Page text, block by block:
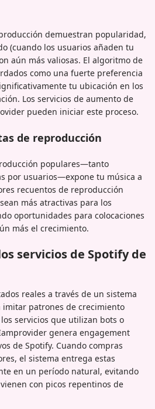
demuestran popularidad,
(cuando los usuarios añaden tu
aún más valiosas. El algoritmo de
como una fuerte preferencia
tu ubicación en los
Los servicios de aumento de
pueden iniciar este proceso.
de reproducción
populares—tanto
por usuarios—expone tu música a
recuentos de reproducción
más atractivas para los
oportunidades para colocaciones
más el crecimiento.
servicios de Spotify de
reales a través de un sistema
imitar patrones de crecimiento
servicios que utilizan bots o
genera engagement
de Spotify. Cuando compras
el sistema entrega estas
en un período natural, evitando
con picos repentinos de